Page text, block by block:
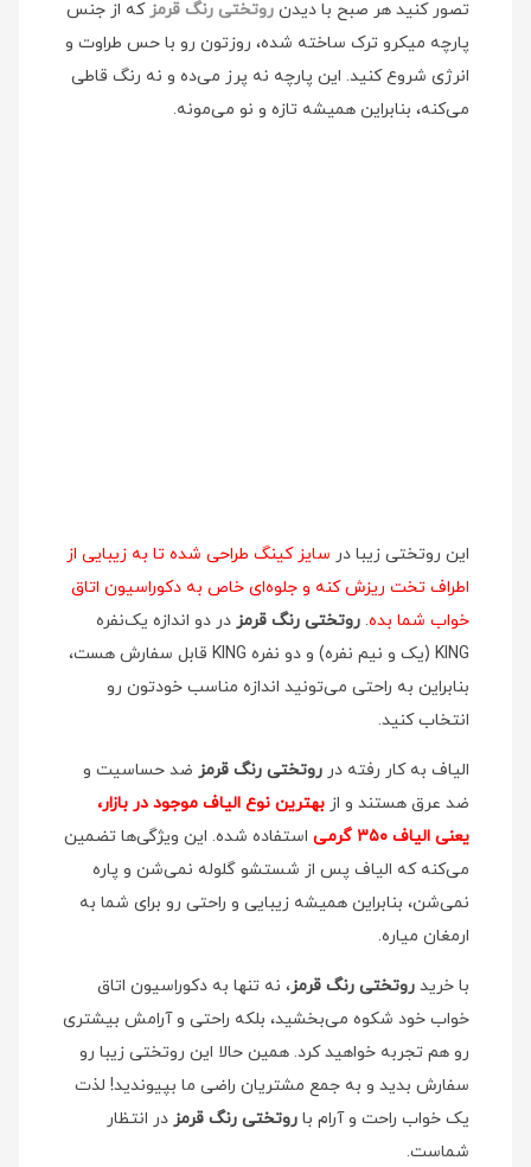
تصور کنید هر صبح با دیدن روتختی رنگ قرمز که از جنس
پارچه میکرو ترک ساخته شده، روزتون رو با حس طراوت و
انرژی شروع کنید. این پارچه نه پرز می‌ده و نه رنگ قاطی
می‌کنه، بنابراین همیشه تازه و نو می‌مونه.
این روتختی زیبا در سایز کینگ طراحی شده تا به زیبایی از
اطراف تخت ریزش کنه و جلوه‌ای خاص به دکوراسیون اتاق
خواب شما بده. روتختی رنگ قرمز در دو اندازه یک‌نفره
KING (یک و نیم نفره) و دو نفره KING قابل سفارش هست،
بنابراین به راحتی می‌تونید اندازه مناسب خودتون رو
انتخاب کنید.
الیاف به کار رفته در روتختی رنگ قرمز ضد حساسیت و
ضد عرق هستند و از بهترین نوع الیاف موجود در بازار،
یعنی الیاف ۳۵۰ گرمی
استفاده شده. این ویژگی‌ها تضمین
می‌کنه که الیاف پس از شستشو گلوله نمی‌شن و پاره
نمی‌شن، بنابراین همیشه زیبایی و راحتی رو برای شما به
ارمغان میاره.
با خرید روتختی رنگ قرمز، نه تنها به دکوراسیون اتاق
خواب خود شکوه می‌بخشید، بلکه راحتی و آرامش بیشتری
رو هم تجربه خواهید کرد. همین حالا این روتختی زیبا رو
سفارش بدید و به جمع مشتریان راضی ما بپیوندید! لذت
یک خواب راحت و آرام با روتختی رنگ قرمز در انتظار
شماست.